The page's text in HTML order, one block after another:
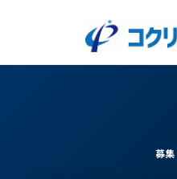
募